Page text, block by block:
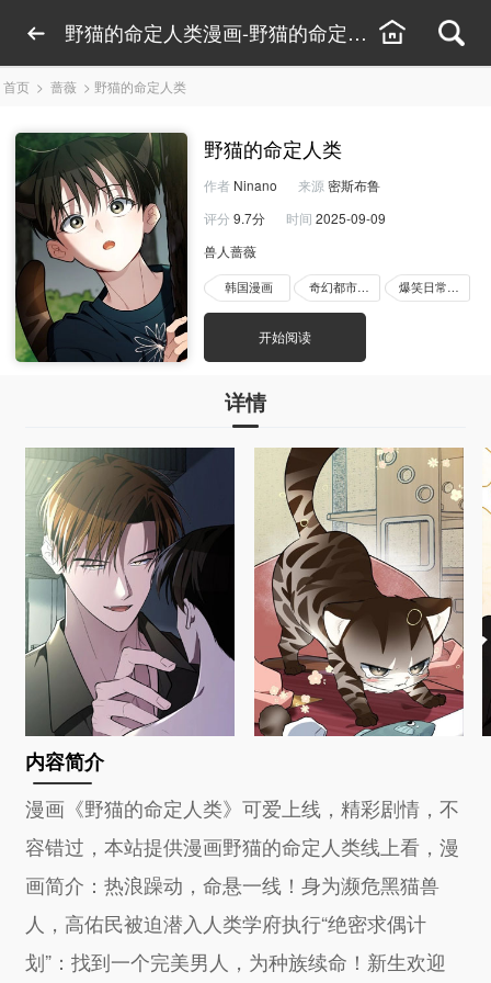
野猫的命定人类漫画-野猫的命定人类漫画线上
首页 > 蔷薇 > 野猫的命定人类
野猫的命定人类
作者 Ninano 来源 密斯布鲁
评分 9.7分 时间 2025-09-09
兽人蔷薇
韩国漫画 奇幻都市漫画 爆笑日常漫画
开始阅读
详情
内容简介
漫画《野猫的命定人类》可爱上线，精彩剧情，不
容错过，本站提供漫画野猫的命定人类线上看，漫
画简介：热浪躁动，命悬一线！身为濒危黑猫兽
人，高佑民被迫潜入人类学府执行“绝密求偶计
划”：找到一个完美男人，为种族续命！新生欢迎